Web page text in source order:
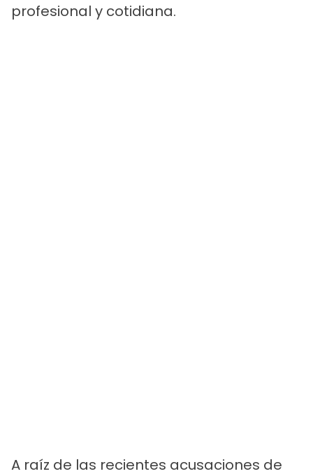
profesional y cotidiana.
A raíz de las recientes acusaciones de